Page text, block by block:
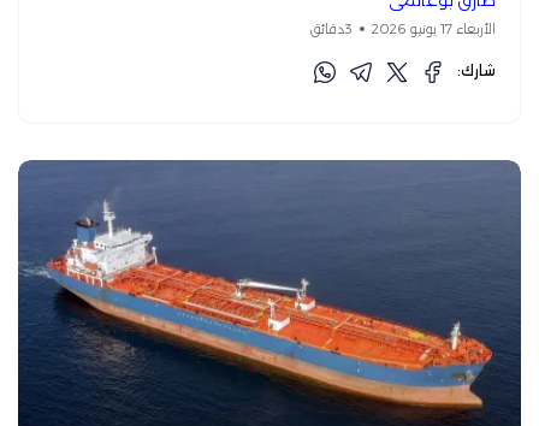
الأربعاء 17 يونيو 2026 3دقائق
شارك: